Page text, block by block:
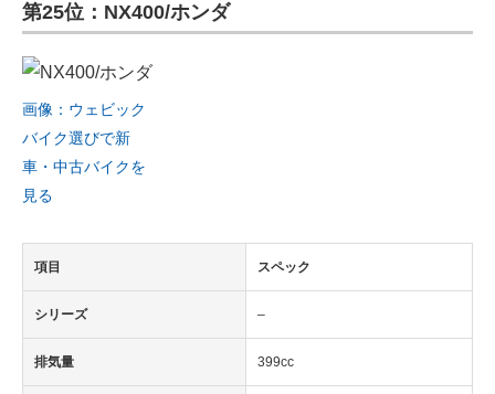
第25位：NX400/ホンダ
画像：ウェビック
バイク選びで新
車・中古バイクを
見る
項目 スペック
シリーズ –
排気量 399cc